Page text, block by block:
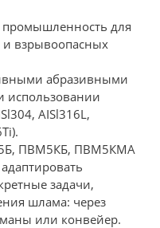
для
взрывоопасных
абразивными
использовании
AISl316L,
ПВМ5КБ, ПВМ5КМА
задачи,
шлама: через
или конвейер.